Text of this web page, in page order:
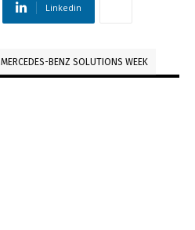
Linkedin
MERCEDES-BENZ SOLUTIONS WEEK